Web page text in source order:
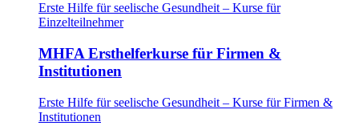
Erste Hilfe für seelische Gesundheit – Kurse für
Einzelteilnehmer
MHFA Ersthelferkurse für Firmen &
Institutionen
Erste Hilfe für seelische Gesundheit – Kurse für Firmen &
Institutionen